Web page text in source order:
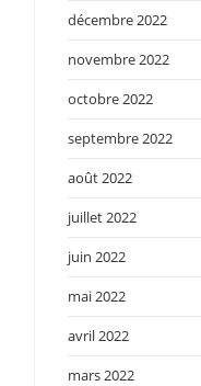
décembre 2022
novembre 2022
octobre 2022
septembre 2022
août 2022
juillet 2022
juin 2022
mai 2022
avril 2022
mars 2022